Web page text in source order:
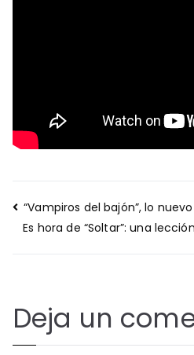
Navegación
de
“Vampiros del bajón”, lo
Es hora de “Soltar”: una
Deja un